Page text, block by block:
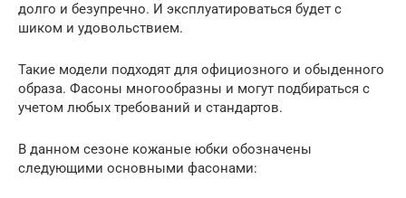
долго и безупречно. И эксплуатироваться будет с
шиком и удовольствием.
Такие модели подходят для официозного и обыденного
образа. Фасоны многообразны и могут подбираться с
учетом любых требований и стандартов.
В данном сезоне кожаные юбки обозначены
следующими основными фасонами: